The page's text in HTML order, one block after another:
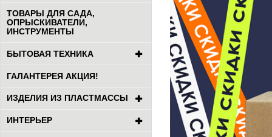
ТОВАРЫ ДЛЯ САДА,
ОПРЫСКИВАТЕЛИ,
ИНСТРУМЕНТЫ
БЫТОВАЯ ТЕХНИКА
ГАЛАНТЕРЕЯ АКЦИЯ!
ИЗДЕЛИЯ ИЗ ПЛАСТМАССЫ
ИНТЕРЬЕР